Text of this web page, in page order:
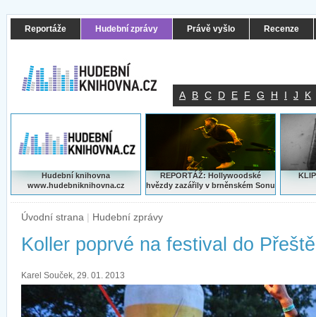
Reportáže Hudební zprávy Právě vyšlo Recenze
A B C D E F G H I J K
Hudební knihovna
www.hudebniknihovna.cz
REPORTÁŽ: Hollywoodské
hvězdy zazářily v brněnském Sonu
Úvodní strana | Hudební zprávy
Koller poprvé na festival do
Karel Souček, 29. 01. 2013